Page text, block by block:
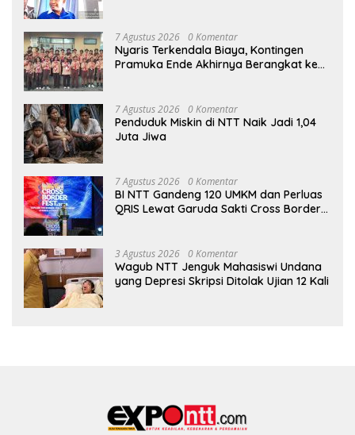
7 Agustus 2026 0 Komentar
Nyaris Terkendala Biaya, Kontingen
Pramuka Ende Akhirnya Berangkat ke
7 Agustus 2026 0 Komentar
Penduduk Miskin di NTT Naik Jadi 1,04
Juta Jiwa
7 Agustus 2026 0 Komentar
BI NTT Gandeng 120 UMKM dan Perluas
QRIS Lewat Garuda Sakti Cross Border
3 Agustus 2026 0 Komentar
Wagub NTT Jenguk Mahasiswi Undana
yang Depresi Skripsi Ditolak Ujian 12 Kali